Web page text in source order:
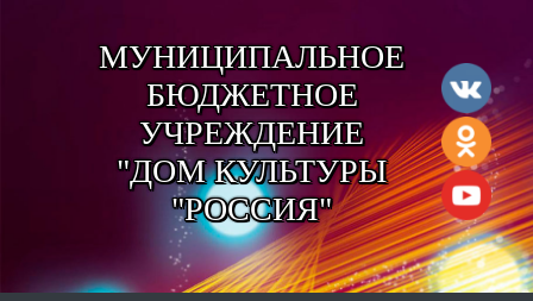
МУНИЦИПАЛЬНОЕ
БЮДЖЕТНОЕ
УЧРЕЖДЕНИЕ
"ДОМ КУЛЬТУРЫ
"РОССИЯ"